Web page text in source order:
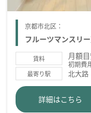
京都市北区：
フルーツマンスリ
賃料 月額
初期費
最寄り駅 北大路
詳細はこちら